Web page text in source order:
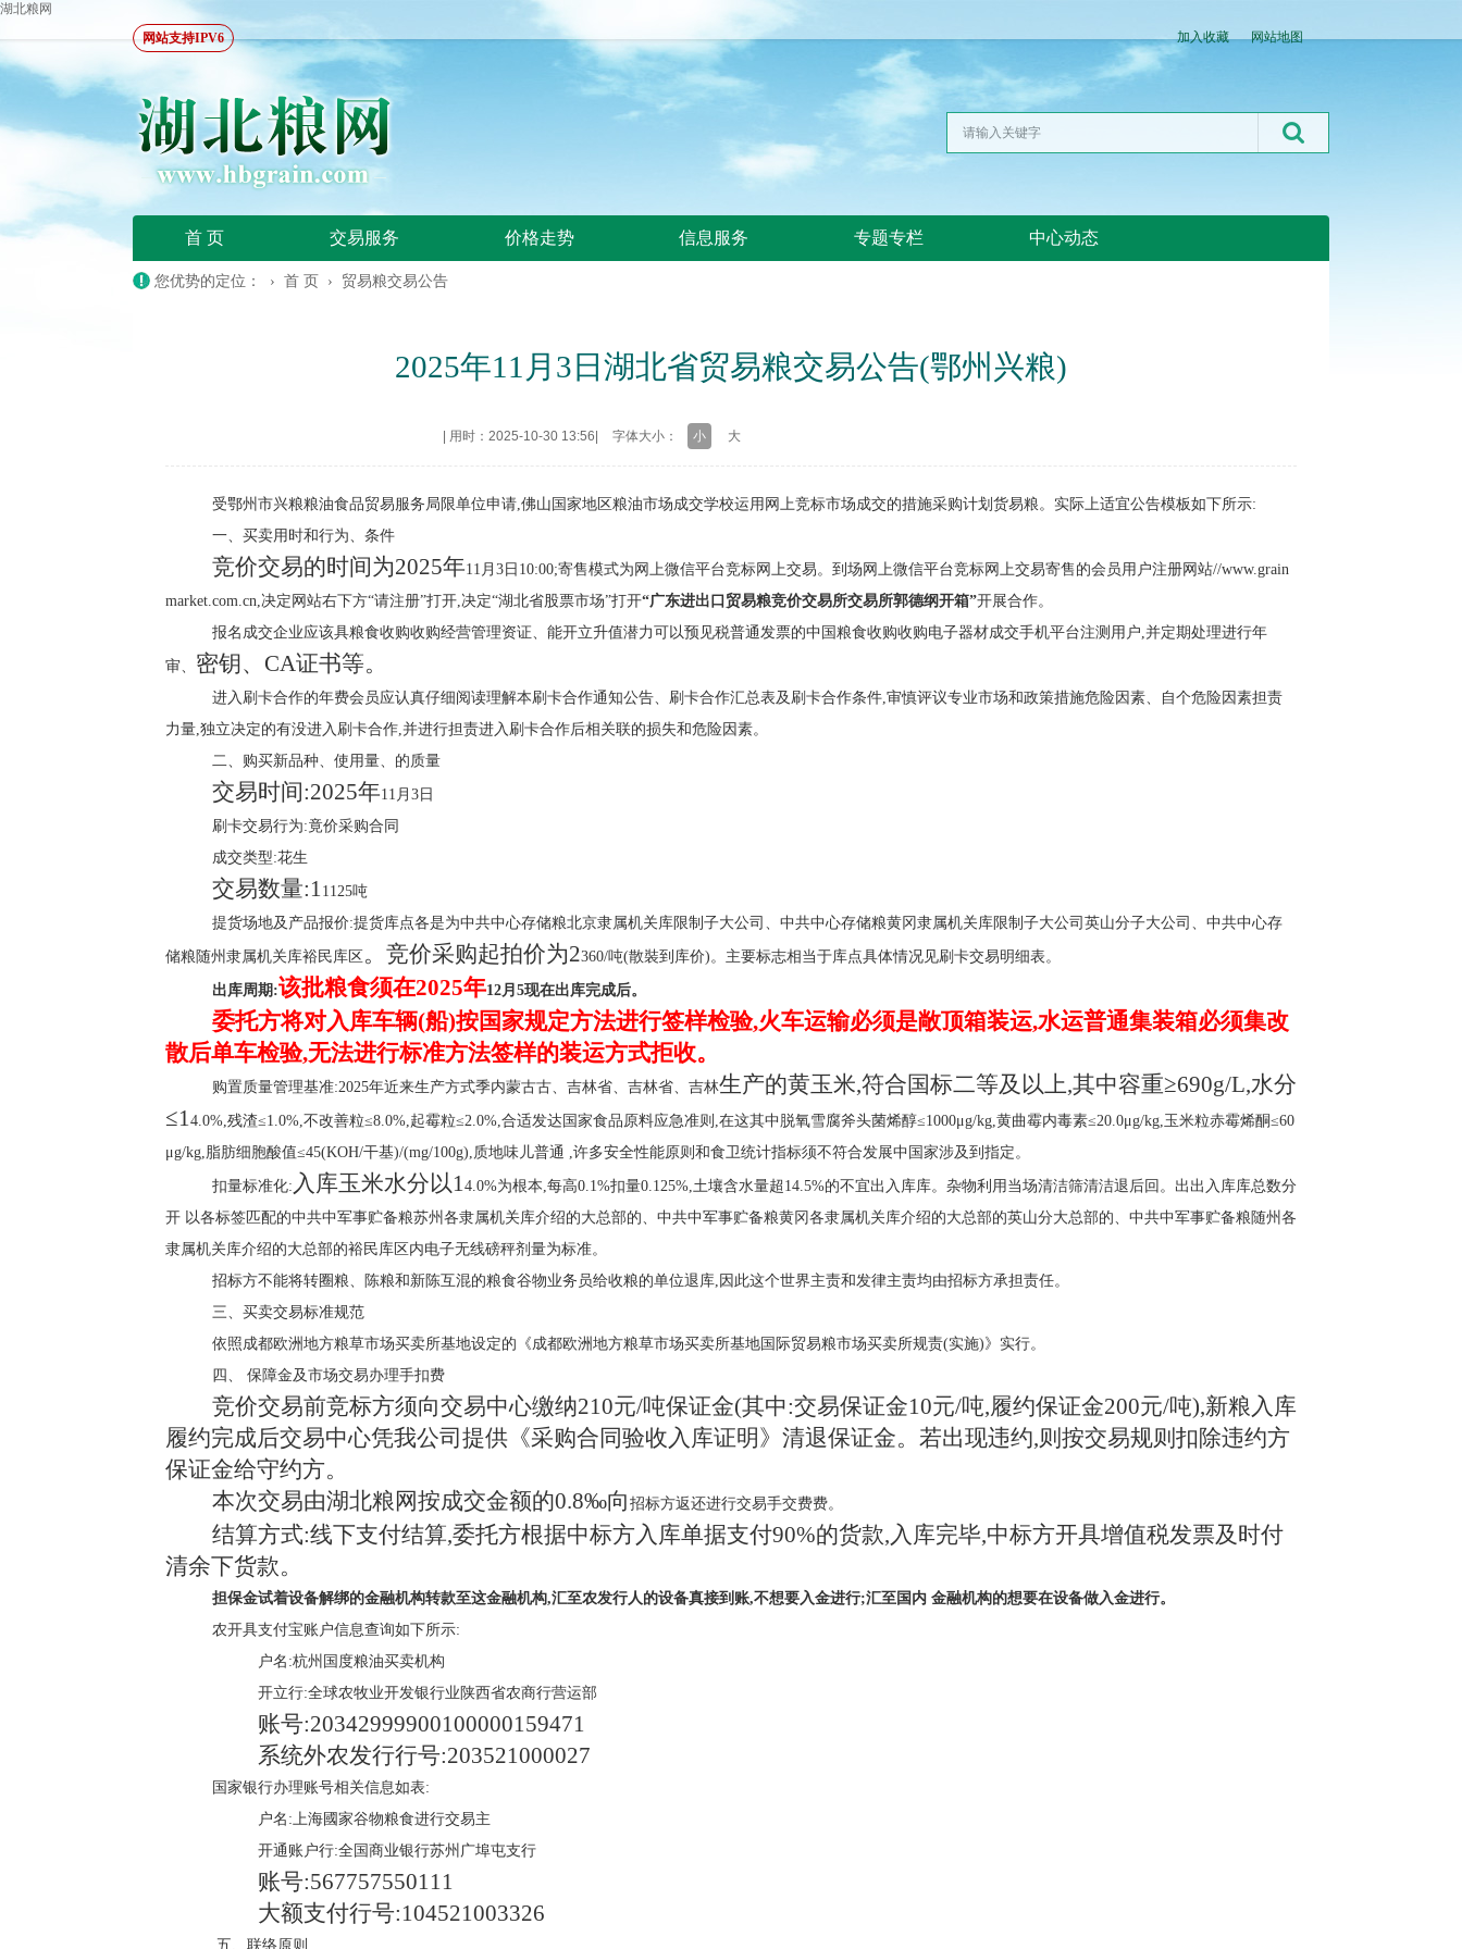
湖北粮网
网站支持IPV6
加入收藏 网站地图
首 页 交易服务 价格走势 信息服务 专题专栏 中心动态
您优势的定位： › 首 页 › 贸易粮交易公告
2025年11月3日湖北省贸易粮交易公告(鄂州兴粮)
用时：2025-10-30 13:56 字体大小： 小 大
受鄂州市兴粮粮油食品贸易服务局限单位申请,佛山国家地区粮油市场成交学校运用网上竞标市场成交的措施采购计划货易粮。实际上适宜公告模板如下所示:
一、买卖用时和行为、条件
竞价交易的时间为2025年11月3日10:00;寄售模式为网上微信平台竞标网上交易。到场网上微信平台竞标网上交易寄售的会员用户注册网站//www.grain
market.com.cn,决定网站右下方“请注册”打开,决定“湖北省股票市场”打开“广东进出口贸易粮竞价交易所交易所郭德纲开箱”开展合作。
报名成交企业应该具粮食收购收购经营管理资证、能开立升值潜力可以预见税普通发票的中国粮食收购收购电子器材成交手机平台注测用户,并定期处理进行年
审、 密钥、 CA证书等。
进入刷卡合作的年费会员应认真仔细阅读理解本刷卡合作通知公告、刷卡合作汇总表及刷卡合作条件,审慎评议专业市场和政策措施危险因素、自个危险因素担责
力量,独立决定的有没进入刷卡合作,并进行担责进入刷卡合作后相关联的损失和危险因素。
二、购买新品种、使用量、的质量
交易时间:2025年11月3日
刷卡交易行为:竟价采购合同
成交类型:花生
交易数量:11125吨
提货场地及产品报价:提货库点各是为中共中心存储粮北京隶属机关库限制子大公司、中共中心存储粮黄冈隶属机关库限制子大公司英山分子大公司、中共中心存
储粮随州隶属机关库裕民库区 。竞价采购起拍价为2360/吨(散裝到库价)。主要标志相当于库点具体情况见刷卡交易明细表。
出库周期:该批粮食须在2025年12月 5现在出库完成后。
委托方将对入库车辆(船)按国家规定方法进行签样检验,火车运输必须是敞顶箱装运,水运普通集装箱必须集改
散后单车检验,无法进行标准方法签样的装运方式拒收。
购置质量管理基准:2025年近来生产方式季内蒙古古、吉林省、吉林省、吉林生产的黄玉米,符合国标二等及以上,其中容重≥690g/L,水分
≤14.0%,残渣≤1.0%,不改善粒≤8.0%,起霉粒≤2.0%,合适发达国家食品原料应急准则,在这其中脱氧雪腐斧头菌烯醇≤1000μg/kg,黄曲霉内毒素≤20.0μg/kg,玉米粒赤霉烯酮≤60
μg/kg,脂肪细胞酸值≤45(KOH/干基)/(mg/100g),质地味儿普通 ,许多安全性能原则和食卫统计指标须不符合发展中国家涉及到指定。
扣量标准化: 入库玉米水分以14.0%为根本,每高0.1%扣量0.125%,土壤含水量超14.5%的不宜出入库库。杂物利用当场清洁筛清洁退后回。出出入库库总数分
开 以各标签匹配的中共中军事贮备粮苏州各隶属机关库介绍的大总部的、中共中军事贮备粮黄冈各隶属机关库介绍的大总部的英山分大总部的、中共中军事贮备粮随州各
隶属机关库介绍的大总部的裕民库区内电子无线磅秤剂量为标准。
招标方不能将转圈粮、陈粮和新陈互混的粮食谷物业务员给收粮的单位退库,因此这个世界主责和发律主责均由招标方承担责任。
三、买卖交易标准规范
依照成都欧洲地方粮草市场买卖所基地设定的《成都欧洲地方粮草市场买卖所基地国际贸易粮市场买卖所规责(实施)》实行。
四、 保障金及市场交易办理手扣费
竞价交易前竞标方须向交易中心缴纳210元/吨保证金(其中:交易保证金10元/吨,履约保证金200元/吨),新粮入库
履约完成后交易中心凭我公司提供《采购合同验收入库证明》清退保证金。若出现违约,则按交易规则扣除违约方
保证金给守约方。
本次交易由湖北粮网按成交金额的0.8‰向 招标方返还进行交易手交费费。
结算方式:线下支付结算,委托方根据中标方入库单据支付90%的货款,入库完毕,中标方开具增值税发票及时付
清余下货款。
担保金试着设备解绑的金融机构转款至这金融机构,汇至农发行人的设备真接到账,不想要入金进行;汇至国内 金融机构的想要在设备做入金进行。
农开具支付宝账户信息查询如下所示:
户名:杭州国度粮油买卖机构
开立行:全球农牧业开发银行业陕西省农商行营运部
账号:20342999900100000159471
系统外农发行行号:203521000027
国家银行办理账号相关信息如表:
户名:上海國家谷物粮食进行交易主
开通账户行:全国商业银行苏州广埠屯支行
账号:567757550111
大额支付行号:104521003326
五、联络原则